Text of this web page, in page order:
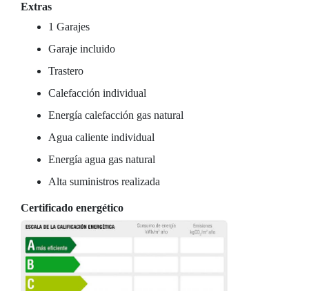
Extras
1 Garajes
Garaje incluido
Trastero
Calefacción individual
Energía calefacción gas natural
Agua caliente individual
Energía agua gas natural
Alta suministros realizada
Certificado energético